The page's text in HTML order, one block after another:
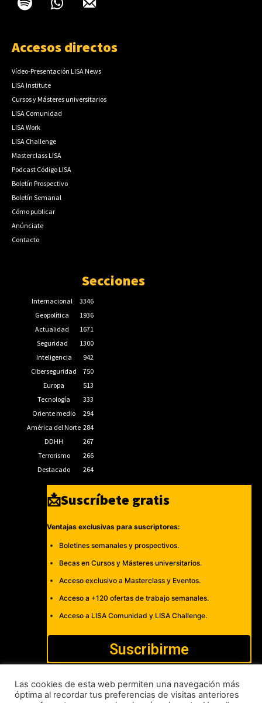
Accesos directos
Vídeo-Presentación LISA News
LISA Institute
Cursos y Másteres universitarios
LISA Comunidad
LISA Work
LISA Challenge
Masterclass LISA
Podcast Código LISA
Boletín Prospectivo
Boletín Semanal
Cómo publicar
Anúnciate
Contacto
Secciones
Internacional
3346
Geopolítica
1936
Actualidad
1671
Seguridad
1300
Inteligencia
942
Ciberseguridad
750
Europa
513
Tecnología
333
Oriente medio
294
América del Norte 284
DDHH
267
Terrorismo
266
Destacado
264
📩Suscríbete gratis
Ventajas exclusivas para suscriptores:
Boletines semanales y prospectivos.
Becas en Cursos y Másteres universitarios.
Acceso exclusivo a Masterclass y Eventos.
Acceso a +120 ofertas de trabajo semanales.
Acceso a LISA Comunidad y LISA Challenge.
Suscribirme
Las cookies de esta web permiten una navegación más
óptima al recordar tus preferencias de visitas anteriores